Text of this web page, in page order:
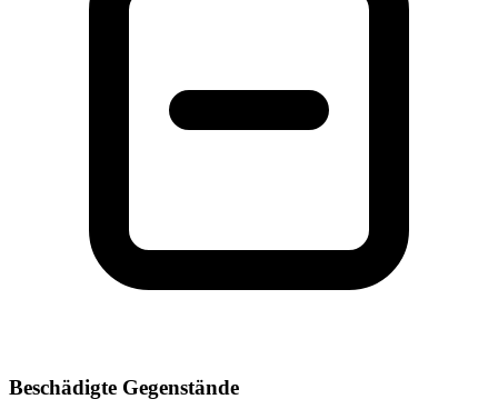
Beschädigte Gegenstände